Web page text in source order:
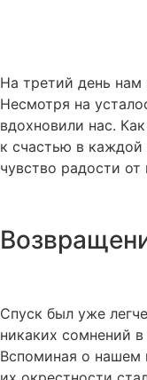
На третий день нам
Несмотря на
вдохновили нас.
к счастью в
чувство радости от
Спуск был уже
никаких сомнений
Вспоминая о нашем